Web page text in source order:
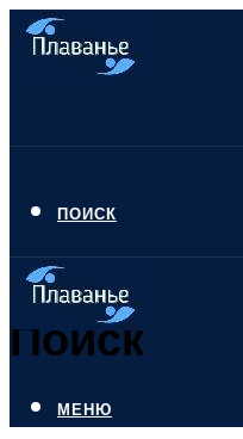
ПОИСК
Поиск
МЕНЮ